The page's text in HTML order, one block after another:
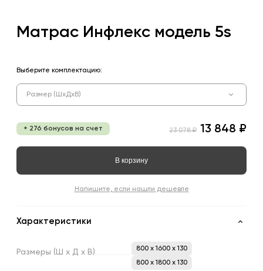
Матрас Инфлекс модель 5s
Выберите комплектацию:
Размер (ШхДхВ)
+ 276 бонусов на счет 23 078 ₽ 13 848 ₽
В корзину
Напишите, если нашли дешевле
Характеристики
Размеры (Ш х Д х В)
800 x 1600 x 130
800 x 1800 x 130